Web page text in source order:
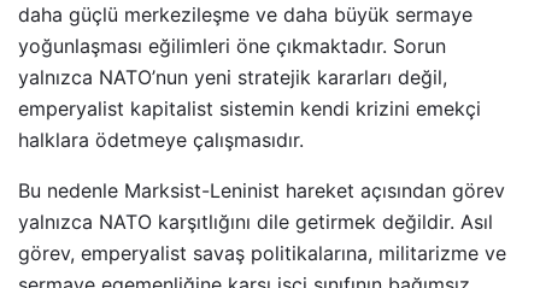
daha güçlü merkezileşme ve daha büyük sermaye
yoğunlaşması eğilimleri öne çıkmaktadır. Sorun
yalnızca NATO’nun yeni stratejik kararları değil,
emperyalist kapitalist sistemin kendi krizini emekçi
halklara ödetmeye çalışmasıdır.
Bu nedenle Marksist-Leninist hareket açısından görev
yalnızca NATO karşıtlığını dile getirmek değildir. Asıl
görev, emperyalist savaş politikalarına, militarizme ve